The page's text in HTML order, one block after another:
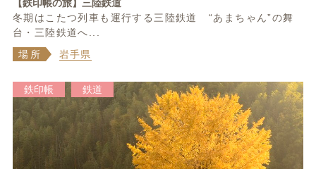
【鉄印帳の旅】三陸鉄道
冬期はこたつ列車も運行する三陸鉄道 “あまちゃん”の舞
台・三陸鉄道へ...
場所
岩手県
鉄印帳 鉄道